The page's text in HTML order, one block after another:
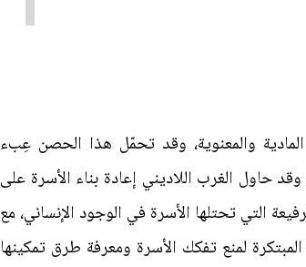
والمعنوية، وقد تحمّل هذا الحصن عِبء
حاول الغرب اللاديني إعادة بناء الأسرة على
التي تحتلها الأسرة في الوجود الإنساني، مع
المبتكرة لمنع تفكك الأسرة ومعرفة طرق تمكينها